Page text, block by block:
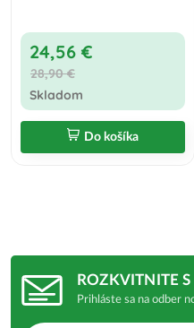
24,56 €
28,90 €
Skladom
Do košíka
ROZKVITNITE
Prihláste sa na odber